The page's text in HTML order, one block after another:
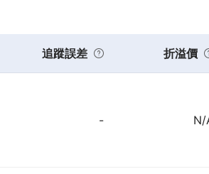
追蹤誤差 折溢價
- N/